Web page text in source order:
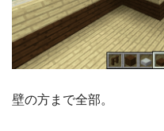
壁の方まで全部。